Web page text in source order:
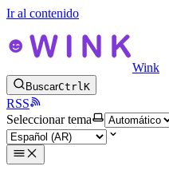
Ir al contenido
Wink
BuscarCtrlK
RSS
Seleccionar tema